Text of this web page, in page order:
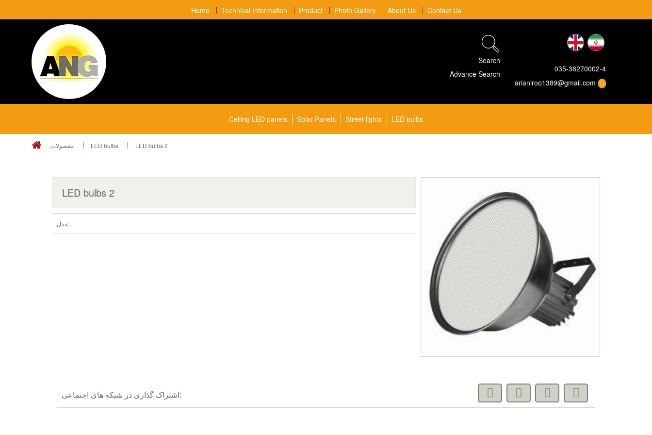
Home Technical Information Product Photo Gallery About Us Contact Us
035-38270002-4
arianiroo1389@gmail.com
Search
Advance Search
Ceiling LED panels Solar Panels Street lights LED bulbs
محصولات LED bulbs LED bulbs 2
LED bulbs 2
مدل:
اشتراک گذاری در شبکه های اجتماعی: